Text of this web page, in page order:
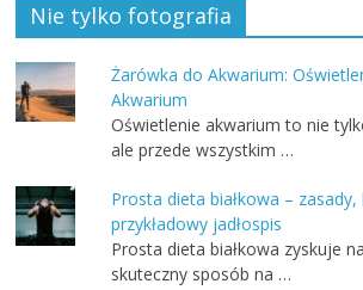
Nie tylko fotografia
Żarówka do Akwarium:
Akwarium
Oświetlenie akwarium to nie
ale przede wszystkim …
Prosta dieta białkowa – zasady,
przykładowy jadłospis
Prosta dieta białkowa zyskuje
skuteczny sposób na …